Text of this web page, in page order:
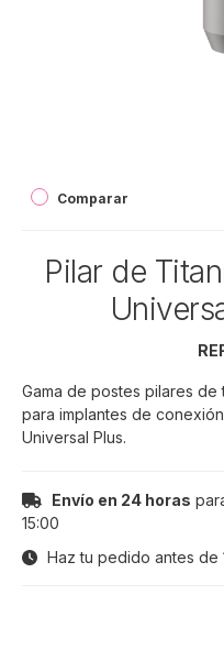
Comparar
Pilar de
Gama de postes pilares
para implantes de
Universal Plus.
Envío en 24 horas
15:00
Haz tu pedido antes de